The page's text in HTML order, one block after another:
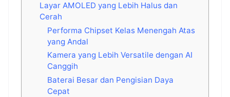
Layar AMOLED yang Lebih Halus dan
Cerah
Performa Chipset Kelas Menengah Atas
yang Andal
Kamera yang Lebih Versatile dengan AI
Canggih
Baterai Besar dan Pengisian Daya
Cepat